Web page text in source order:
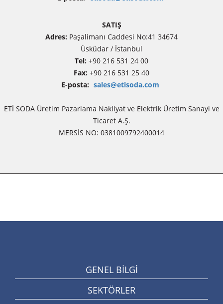
SATIŞ
Adres: Paşalimanı Caddesi No:41 34674
Üsküdar / İstanbul
Tel: +90 216 531 24 00
Fax: +90 216 531 25 40
E-posta: sales@etisoda.com
ETİ SODA Üretim Pazarlama Nakliyat ve Elektrik Üretim Sanayi ve
Ticaret A.Ş.
MERSİS NO: 0381009792400014
GENEL BİLGİ
SEKTÖRLER